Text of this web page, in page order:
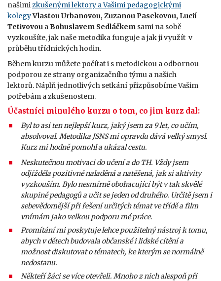
našimizkušenými lektory a Vašimi pedagogickými
kolegyVlastou Urbanovou, Zuzanou Pasekovou, Lucií
Tetivovou aBohuslavem Sedláčkem sami na sobě
vyzkoušíte, jak naše metodika funguje a jak ji využít v
průběhu třídnických hodin.
Během kurzu můžete počítat i s metodickou a odbornou
podporou ze strany organizačního týmu a našich
lektorů. Náplň jednotlivých setkání přizpůsobíme Vašim
potřebám a zkušenostem.
Účastníci minulého kurzu o tom, co jim kurz dal:
Byl to asi ten nejlepší kurz, jaký jsem za 9 let, co učím,
absolvoval. Metodika JSNS mi opravdu dává velký smysl.
Kurz mi hodně pomohl a ukázal cestu.
Neskutečnou motivaci do učení a do TH. Vždy jsem
odjížděla pozitivně naladěná a natěšená, jak si aktivity
vyzkouším. Bylo nesmírně obohacující být v tak skvělé
skupině pedagogů a učit se jeden od druhého. Určitě jsem i
sebevědomější při řešení určitých témat ve třídě a film
vnímám jako velkou podporu mé práce.
Promítání mi poskytuje lehce použitelný nástroj k tomu,
abych v dětech budovala občanské i lidské cítění a
možnost diskutovat o tématech, ke kterým se normálně
nedostanu.
Někteří žáci se více otevřeli. Mnoho z nich alespoň při